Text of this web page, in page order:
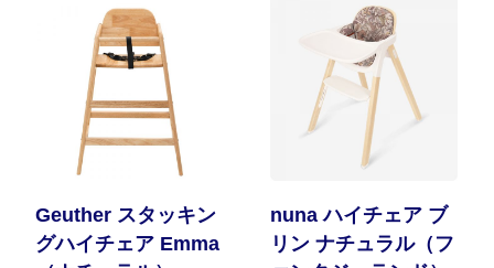
Geuther スタッキン
グハイチェア Emma
nuna ハイチェア ブ
リン ナチュラル（フ